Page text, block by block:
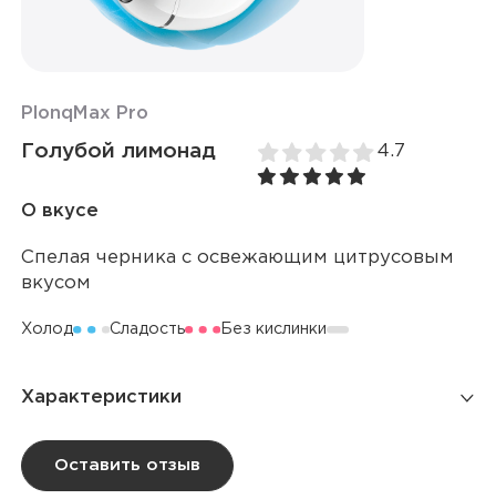
Plonq Max Pro
Голубой лимонад 4.7
О вкусе
Спелая черника с освежающим цитрусовым
вкусом
Холод Сладость Без кислинки
Характеристики
Количество затяжек
Оставить отзыв